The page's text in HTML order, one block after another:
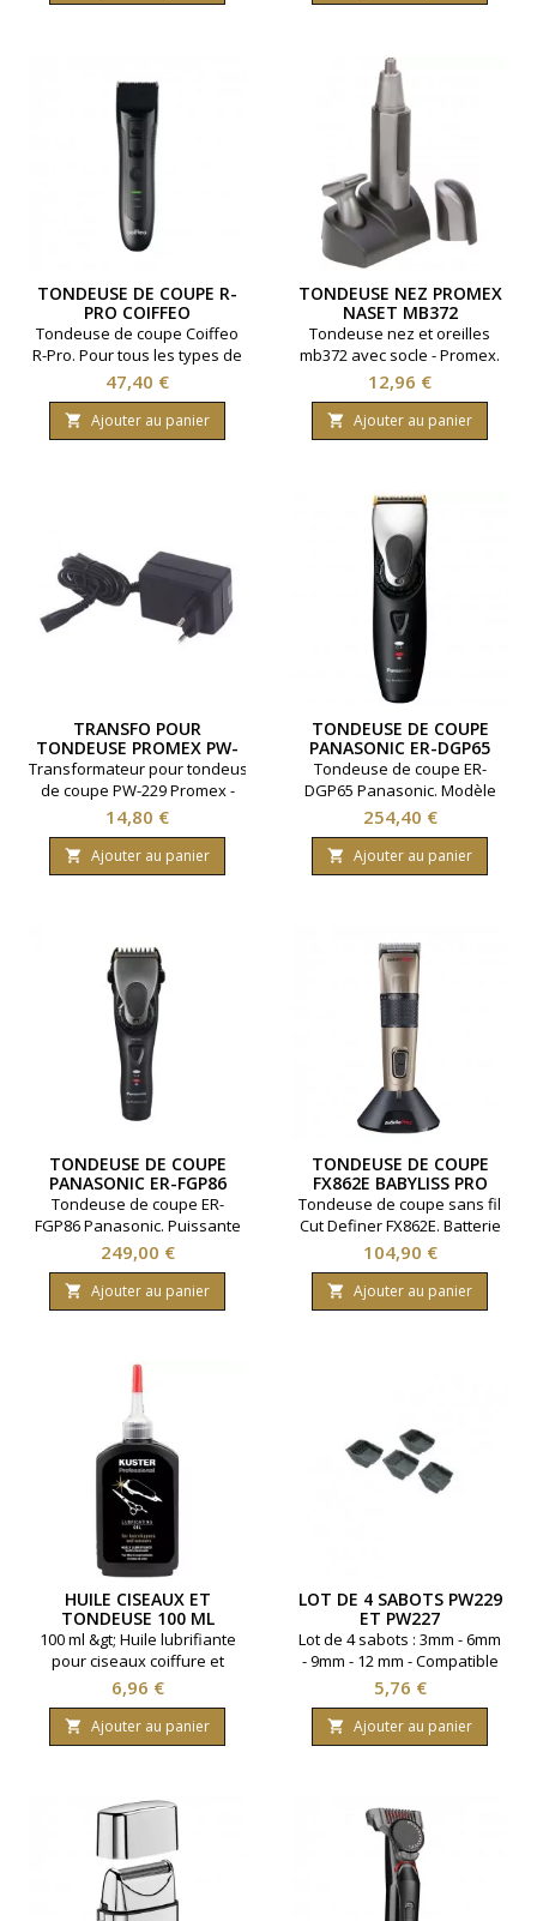
lame de rechange.Fourni
TONDEUSE DE COUPE R-
PRO COIFFEO
Tondeuse de coupe Coiffeo
R-Pro. Pour tous les types de
cheveux. Rechargeable pour
une autonomie jusqu'à 270
minutes. Moteur 6500 tours
par minutes. Livré avec 2
Prix
47,40 €
 Ajouter au panier
TONDEUSE NEZ PROMEX
NASET MB372
Tondeuse nez et oreilles
mb372 avec socle - Promex.
Prix
12,96 €
 Ajouter au panier
TRANSFO POUR
TONDEUSE PROMEX PW-
229
Transformateur pour tondeuse
de coupe PW-229 Promex -
Chargeur secteur 220v.
Prix
14,80 €
 Ajouter au panier
TONDEUSE DE COUPE
PANASONIC ER-DGP65
Tondeuse de coupe ER-
DGP65 Panasonic. Modèle
sans fil. Puissante et précise.
Lames japonaises.
Prix
254,40 €
 Ajouter au panier
TONDEUSE DE COUPE
PANASONIC ER-FGP86
Tondeuse de coupe ER-
FGP86 Panasonic. Puissante
et précise. Idéal pour les
dégradés. 4 peignes
interchangeables.
Prix
249,00 €
 Ajouter au panier
TONDEUSE DE COUPE
FX862E BABYLISS PRO
Tondeuse de coupe sans fil
Cut Definer FX862E. Batterie
avec autonomie 75 minutes.
Cinq hauteurs de coupe.
Moteur 7000 tours par
minutes. Livré avec
Prix
104,90 €
 Ajouter au panier
HUILE CISEAUX ET
TONDEUSE 100 ML
100 ml &gt; Huile lubrifiante
pour ciseaux coiffure et
tondeuse coiffure
Prix
6,96 €
 Ajouter au panier
LOT DE 4 SABOTS PW229
ET PW227
Lot de 4 sabots : 3mm - 6mm
- 9mm - 12 mm - Compatible
tondeuse Promex PW227 /
Pw229 et Panasonic ER151 /
ER 152 / ER153
Prix
5,76 €
 Ajouter au panier